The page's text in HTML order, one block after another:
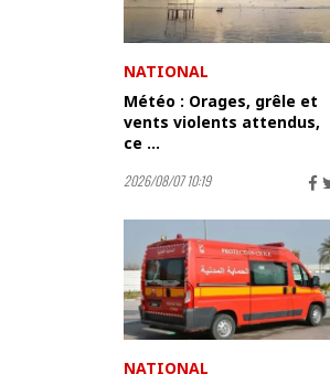
NATIONAL
Météo : Orages, grêle et
vents violents attendus,
ce ...
2026/08/07 10:19
NATIONAL